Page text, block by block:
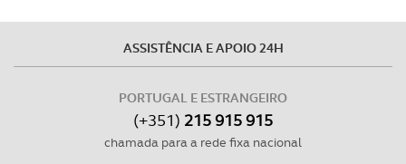
experiência de navegação no Website e nos serviços
Consulte a política de cookies do site.
ASSISTÊNCIA E APOIO 24H
PORTUGAL E ESTRANGEIRO
(+351) 215 915 915
chamada para a rede fixa nacional